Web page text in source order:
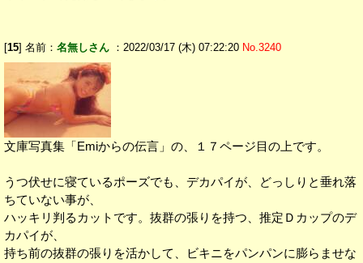
[15] 名前： 名無しさん ：2022/03/17 (木) 07:22:20 No.3240
文庫写真集「Emiからの伝言」の、１７ページ目の上です。
うつ伏せに寝ているポーズでも、デカパイが、どっしりと垂れ落
ちていない事が、
ハッキリ判るカットです。抜群の張りを持つ、推定Ｄカップのデ
カパイが、
持ち前の抜群の張りを活かして、ビキニをパンパンに膨らませな